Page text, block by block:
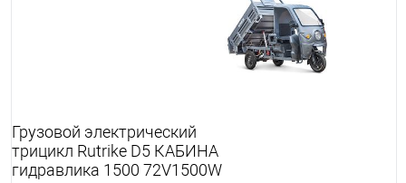
Грузовой электрический
трицикл Rutrike D5 КАБИНА
гидравлика 1500 72V1500W